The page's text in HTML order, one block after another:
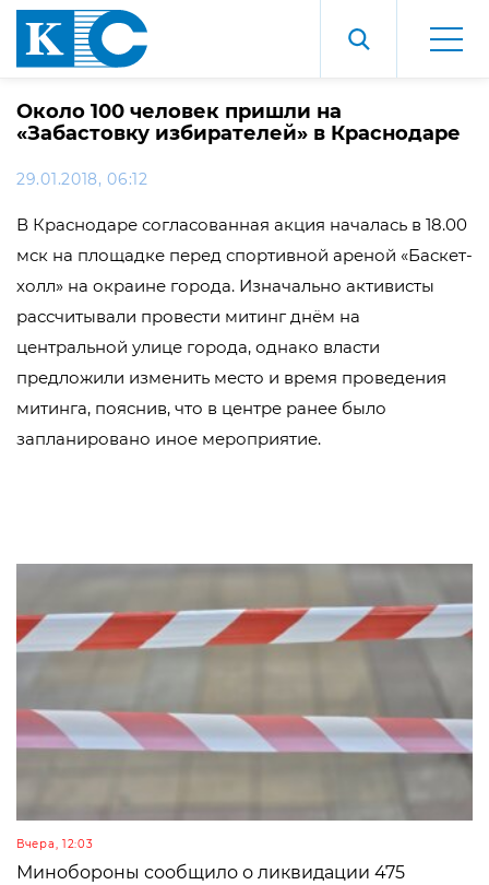
Около 100 человек пришли на
«Забастовку избирателей» в Краснодаре
29.01.2018, 06:12
В Краснодаре согласованная акция началась в 18.00
мск на площадке перед спортивной ареной «Баскет-
холл» на окраине города. Изначально активисты
рассчитывали провести митинг днём на
центральной улице города, однако власти
предложили изменить место и время проведения
митинга, пояснив, что в центре ранее было
запланировано иное мероприятие.
Вчера, 12:03
Минобороны сообщило о ликвидации 475